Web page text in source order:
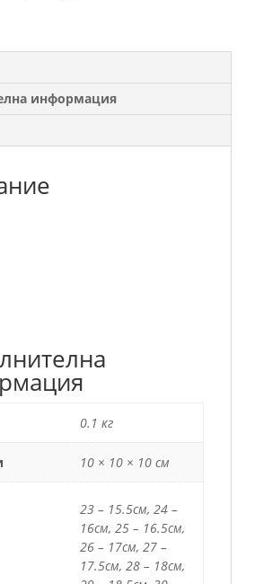
информация
0.1 кг
10 × 10 × 10 см
23 – 15.5см, 24 –
16см, 25 – 16.5см,
26 – 17см, 27 –
17.5см, 28 – 18см,